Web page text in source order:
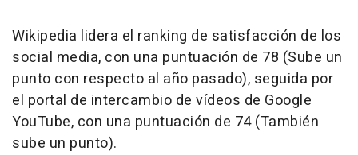
Wikipedia lidera el ranking de satisfacción de los
social media, con una puntuación de 78 (Sube un
punto con respecto al año pasado), seguida por
el portal de intercambio de vídeos de Google
YouTube, con una puntuación de 74 (También
sube un punto).